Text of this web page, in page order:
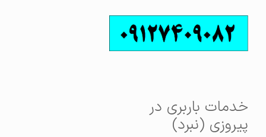
خدمات باربری در
پیروزی (نبرد)